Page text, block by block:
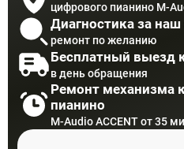
цифрового пианино M-
Диагностика за наш
ремонт по желанию
Бесплатный выезд
в день обращения
Ремонт механизма
пианино
M-Audio ACCENT от 35